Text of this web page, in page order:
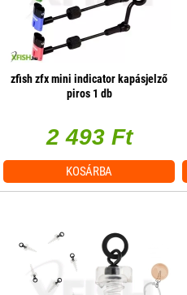
zfish zfx mini indicator kapásjelző
piros 1 db
2 493 Ft
KOSÁRBA